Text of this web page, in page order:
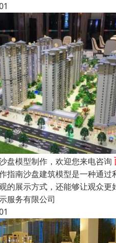
盘模型制作，欢迎您来电咨询
指南沙盘建筑模型是一种通
的展示方式，还能够让观众
服务有限公司